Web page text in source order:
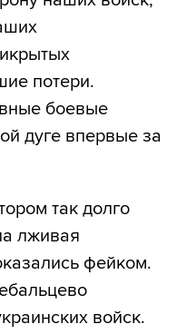
потери.
боевые
дуге впервые за
так долго
лживая
фейком.
войск.